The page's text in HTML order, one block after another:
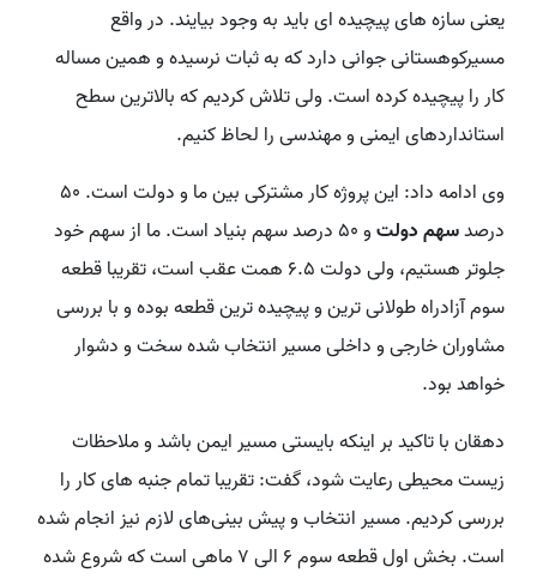
یعنی سازه های پیچیده ای باید به وجود بیایند. در واقع
مسیرکوهستانی جوانی دارد که به ثبات نرسیده و همین مساله
کار را پیچیده کرده است. ولی تلاش کردیم که بالاترین سطح
استانداردهای ایمنی و مهندسی را لحاظ کنیم.
وی ادامه داد: این پروژه کار مشترکی بین ما و دولت است. ۵۰
درصدسهم دولت
و ۵۰ درصد سهم بنیاد است. ما از سهم خود
جلوتر هستیم، ولی دولت ۶.۵ همت عقب است، تقریبا قطعه
سوم آزادراه طولانی ترین و پیچیده ترین قطعه بوده و با بررسی
مشاوران خارجی و داخلی مسیر انتخاب شده سخت و دشوار
خواهد بود.
دهقان با تاکید بر اینکه بایستی مسیر ایمن باشد و ملاحظات
زیست محیطی رعایت شود، گفت: تقریبا تمام جنبه های کار را
بررسی کردیم. مسیر انتخاب و پیش بینی‌های لازم نیز انجام شده
است. بخش اول قطعه سوم ۶ الی ۷ ماهی است که شروع شده